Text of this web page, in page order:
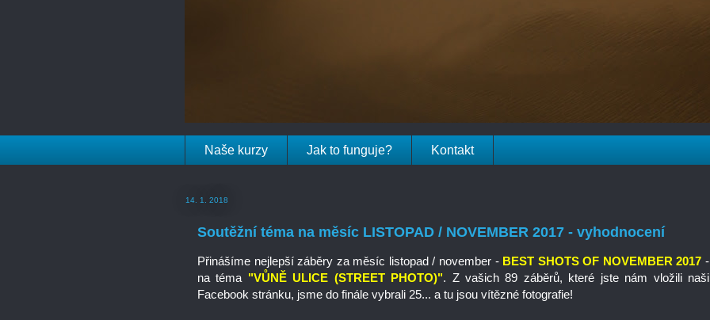
Naše kurzy Jak to funguje? Kontakt
14. 1. 2018
Soutěžní téma na měsíc LISTOPAD / NOVEMBER 2017 - vyhodnocení
Přinášíme nejlepší záběry za měsíc listopad / november - BEST SHOTS OF NOVEMBER 2017 -
na téma "VŮNĚ ULICE (STREET PHOTO)". Z vašich 89 záběrů, které jste nám vložili naši
Facebook stránku, jsme do finále vybrali 25... a tu jsou vítězné fotografie!